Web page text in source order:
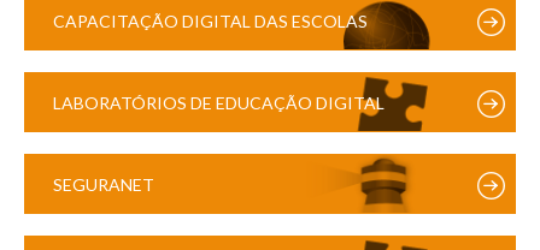
CAPACITAÇÃO DIGITAL DAS ESCOLAS
LABORATÓRIOS DE EDUCAÇÃO DIGITAL
SEGURANET